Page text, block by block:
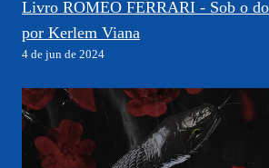
Livro ROMEO FERRARI - Sob o
por Kerlem Viana
4 de jun de 2024